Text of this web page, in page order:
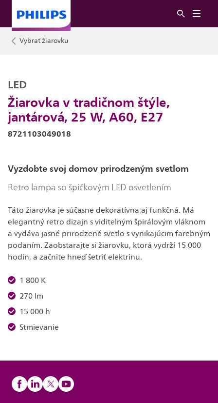
Vybrať žiarovku
Žiarovka v tradičnom štýle,
jantárová, 25 W, A60, E27
LED
8721103049018
Vyzdobte svoj domov prirodzeným svetlom
Retro lampa so špičkovým LED osvetlením
Táto žiarovka je súčasne dekoratívna aj funkčná. Má
elegantný retro dizajn s viditeľným špirálovým vláknom
a vydáva jasné prirodzené svetlo s vynikajúcim farebným
podaním. Zaobstarajte si žiarovku, ktorá vydrží 15 000
hodín, a začnite hneď šetriť elektrinu.
1 800 K
270 lm
15 000 h
Stmievanie